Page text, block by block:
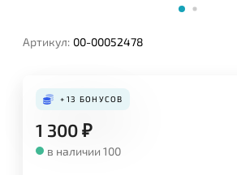
Артикул: 00-00052478
+13 БОНУСОВ
1 300₽
в наличии 100